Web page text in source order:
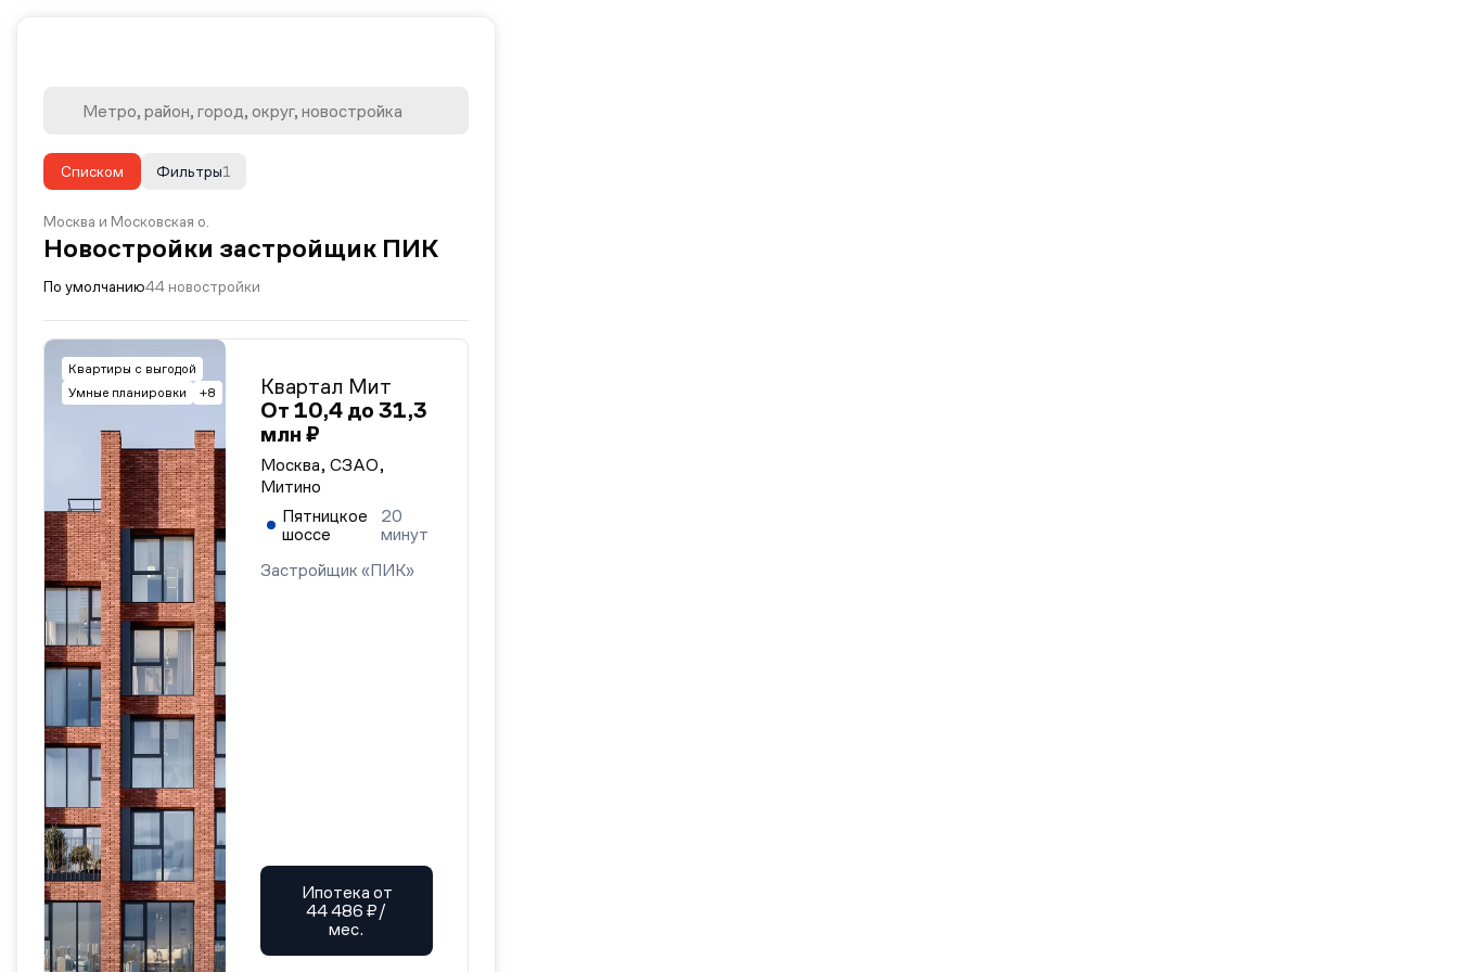
Списком 1
Фильтры
Москва и Московская о.
Новостройки застройщик ПИК
По умолчанию44 новостройки
Квартиры с выгодой
Умные планировки
+8
Квартал Мит
От 10,4 до 31,3
млн ₽
Москва, СЗАО,
Митино
Пятницкое
шоссе
20
минут
Застройщик «ПИК»
Ипотека от
44 486 ₽/
мес.